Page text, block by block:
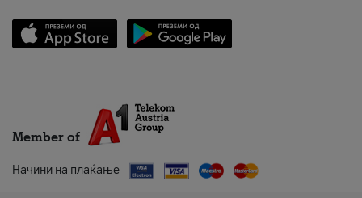
Member of
Начини на плаќање